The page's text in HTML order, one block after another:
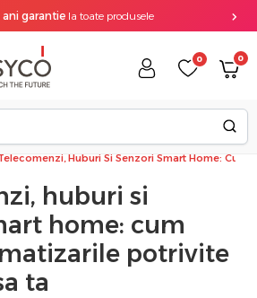
ani garantiela toate produsele
0 0
Huburi Si Senzori Smart Home:
huburi si
home: cum
potrivite
ta